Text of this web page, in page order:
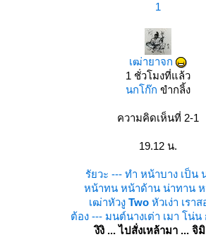
1
เฒ่ายาจก
1 ชั่วโมงที่แล้ว
นกโก๊ก ขำกลิ้ง
ความคิดเห็นที่ 2-1
19.12 น.
รัยวะ --- ทำ หน้าบาง เป็น
หน้าทน หน้าด้าน น่าทาน
เฒ่าหัวงู Twoหัวเง่า เรา
ต้อง --- มนต์นางเต่า เมา โน่น
งิงิ ... ไปสั่งเหล้ามา ... จิ